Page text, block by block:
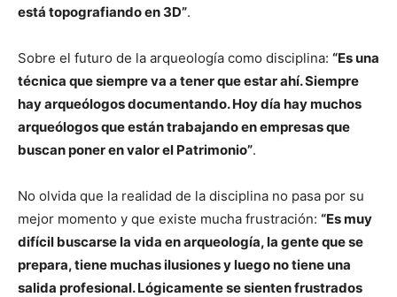
está topografiando en 3D”.
Sobre el futuro de la arqueología como disciplina: “Es una
técnica que siempre va a tener que estar ahí. Siempre
hay arqueólogos documentando. Hoy día hay muchos
arqueólogos que están trabajando en empresas que
buscan poner en valor el Patrimonio”.
No olvida que la realidad de la disciplina no pasa por su
mejor momento y que existe mucha frustración: “Es muy
difícil buscarse la vida en arqueología, la gente que se
prepara, tiene muchas ilusiones y luego no tiene una
salida profesional. Lógicamente se sienten frustrados